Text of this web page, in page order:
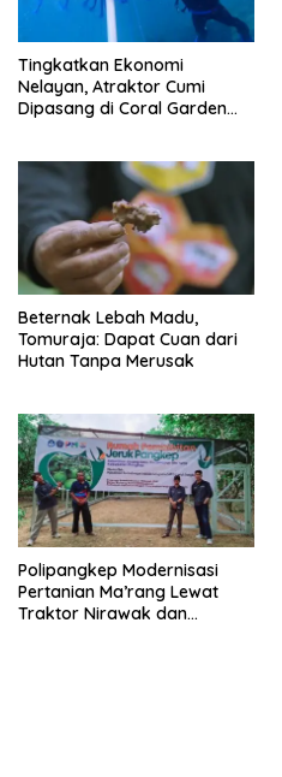
Tingkatkan Ekonomi
Nelayan, Atraktor Cumi
Dipasang di Coral Garden
Beternak Lebah Madu,
Tomuraja: Dapat Cuan dari
Hutan Tanpa Merusak
Polipangkep Modernisasi
Pertanian Ma’rang Lewat
Traktor Nirawak dan